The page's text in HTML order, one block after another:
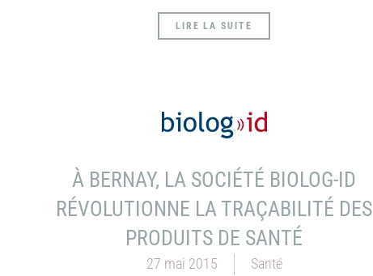
LIRE LA SUITE
À BERNAY, LA SOCIÉTÉ BIOLOG-ID
RÉVOLUTIONNE LA TRAÇABILITÉ DES
PRODUITS DE SANTÉ
27 mai 2015
Santé